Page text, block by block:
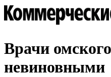
Врачи
невиновными